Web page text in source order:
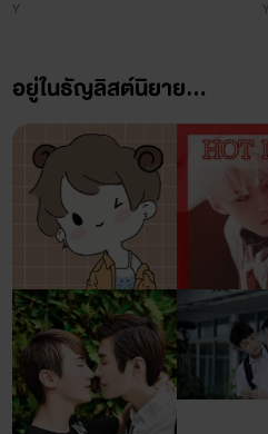
Y
Y
อยู่ในธัญลิสต์นิยาย...